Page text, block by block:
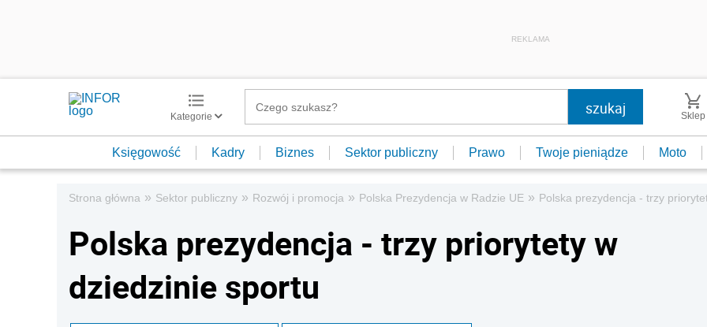
REKLAMA
Kategorie Sklep
Księgowość Kadry Biznes Sektor publiczny Prawo Twoje pieniądze Moto
Strona główna » Sektor publiczny » Rozwój i promocja » Polska Prezydencja w Radzie UE » Polska prezydencja - trzy
Polska prezydencja - trzy priorytety w
dziedzinie sportu